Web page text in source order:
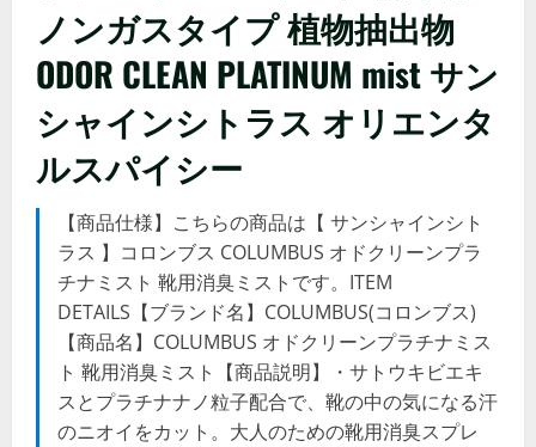
ノンガスタイプ 植物抽出物
ODOR CLEAN PLATINUM mist サン
シャインシトラス オリエンタ
ルスパイシー
【商品仕様】こちらの商品は【 サンシャインシト
ラス 】コロンブス COLUMBUS オドクリーンプラ
チナミスト 靴用消臭ミストです。ITEM
DETAILS【ブランド名】COLUMBUS(コロンブス)
【商品名】COLUMBUS オドクリーンプラチナミス
ト 靴用消臭ミスト【商品説明】・サトウキビエキ
スとプラチナナノ粒子配合で、靴の中の気になる汗
のニオイをカット。大人のための靴用消臭スプレ